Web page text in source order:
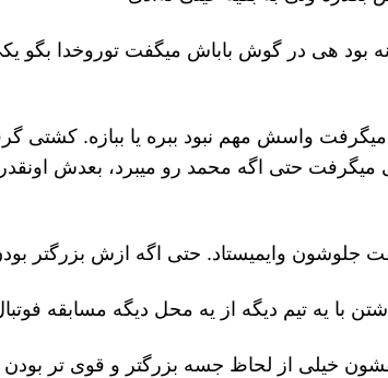
بود هی در گوش باباش میگفت توروخدا بگو
واسش مهم نبود ببره یا ببازه. کشتی
میگرفت حتی اگه محمد رو میبرد، بعدش
وایمیستاد. حتی اگه ازش بزرگتر
با یه تیم دیگه از یه محل دیگه مسابقه
خیلی از لحاظ جسه بزرگتر و قوی تر بودن